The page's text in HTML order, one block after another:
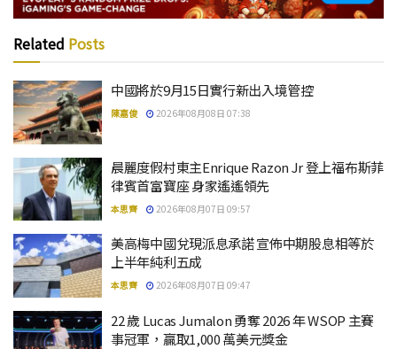
Related Posts
中國將於9月15日實行新出入境管控
陳嘉俊 2026年08月08日 07:38
晨麗度假村東主Enrique Razon Jr 登上福布斯菲
律賓首富寶座 身家遙遙領先
本思齊 2026年08月07日 09:57
美高梅中國兌現派息承諾 宣佈中期股息相等於
上半年純利五成
本思齊 2026年08月07日 09:47
22 歲 Lucas Jumalon 勇奪 2026 年 WSOP 主賽
事冠軍，贏取1,000 萬美元獎金